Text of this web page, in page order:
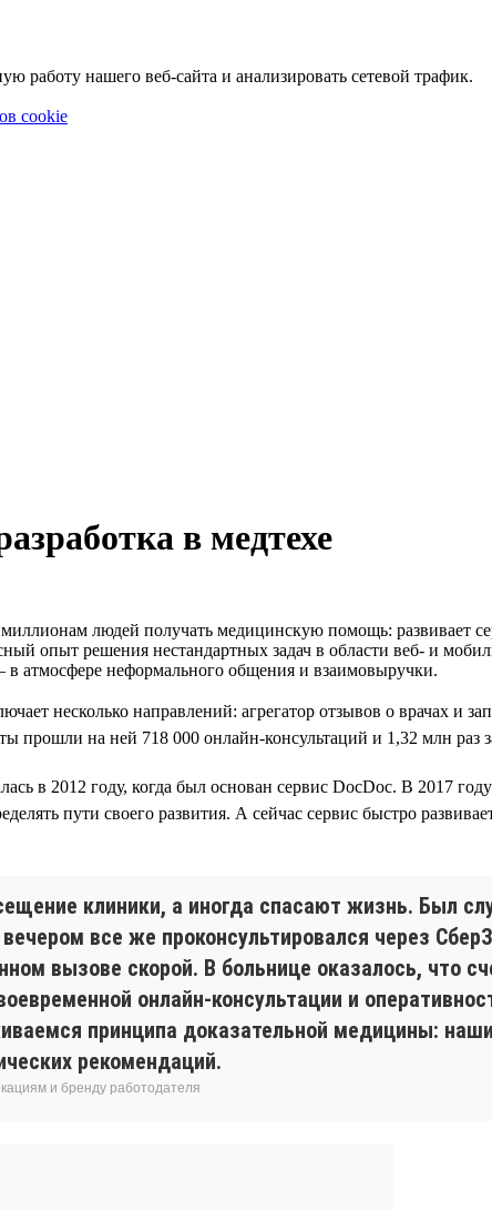
работу нашего веб-сайта и анализировать сетевой трафик.
cookie
в медтехе
людей получать медицинскую помощь: развивает
опыт решения нестандартных задач в области веб- и
атмосфере неформального общения и взаимовыручки.
несколько направлений: агрегатор отзывов о врачах и
на ней 718 000 онлайн-консультаций и 1,32 млн раз
в 2012 году, когда был основан сервис DocDoc. В 2017
пути своего развития. А сейчас сервис быстро
клиники, а иногда спасают жизнь. Был
все же проконсультировался через
вызове скорой. В больнице оказалось, что
онлайн-консультации и
принципа доказательной медицины:
рекомендаций.
и бренду работодателя